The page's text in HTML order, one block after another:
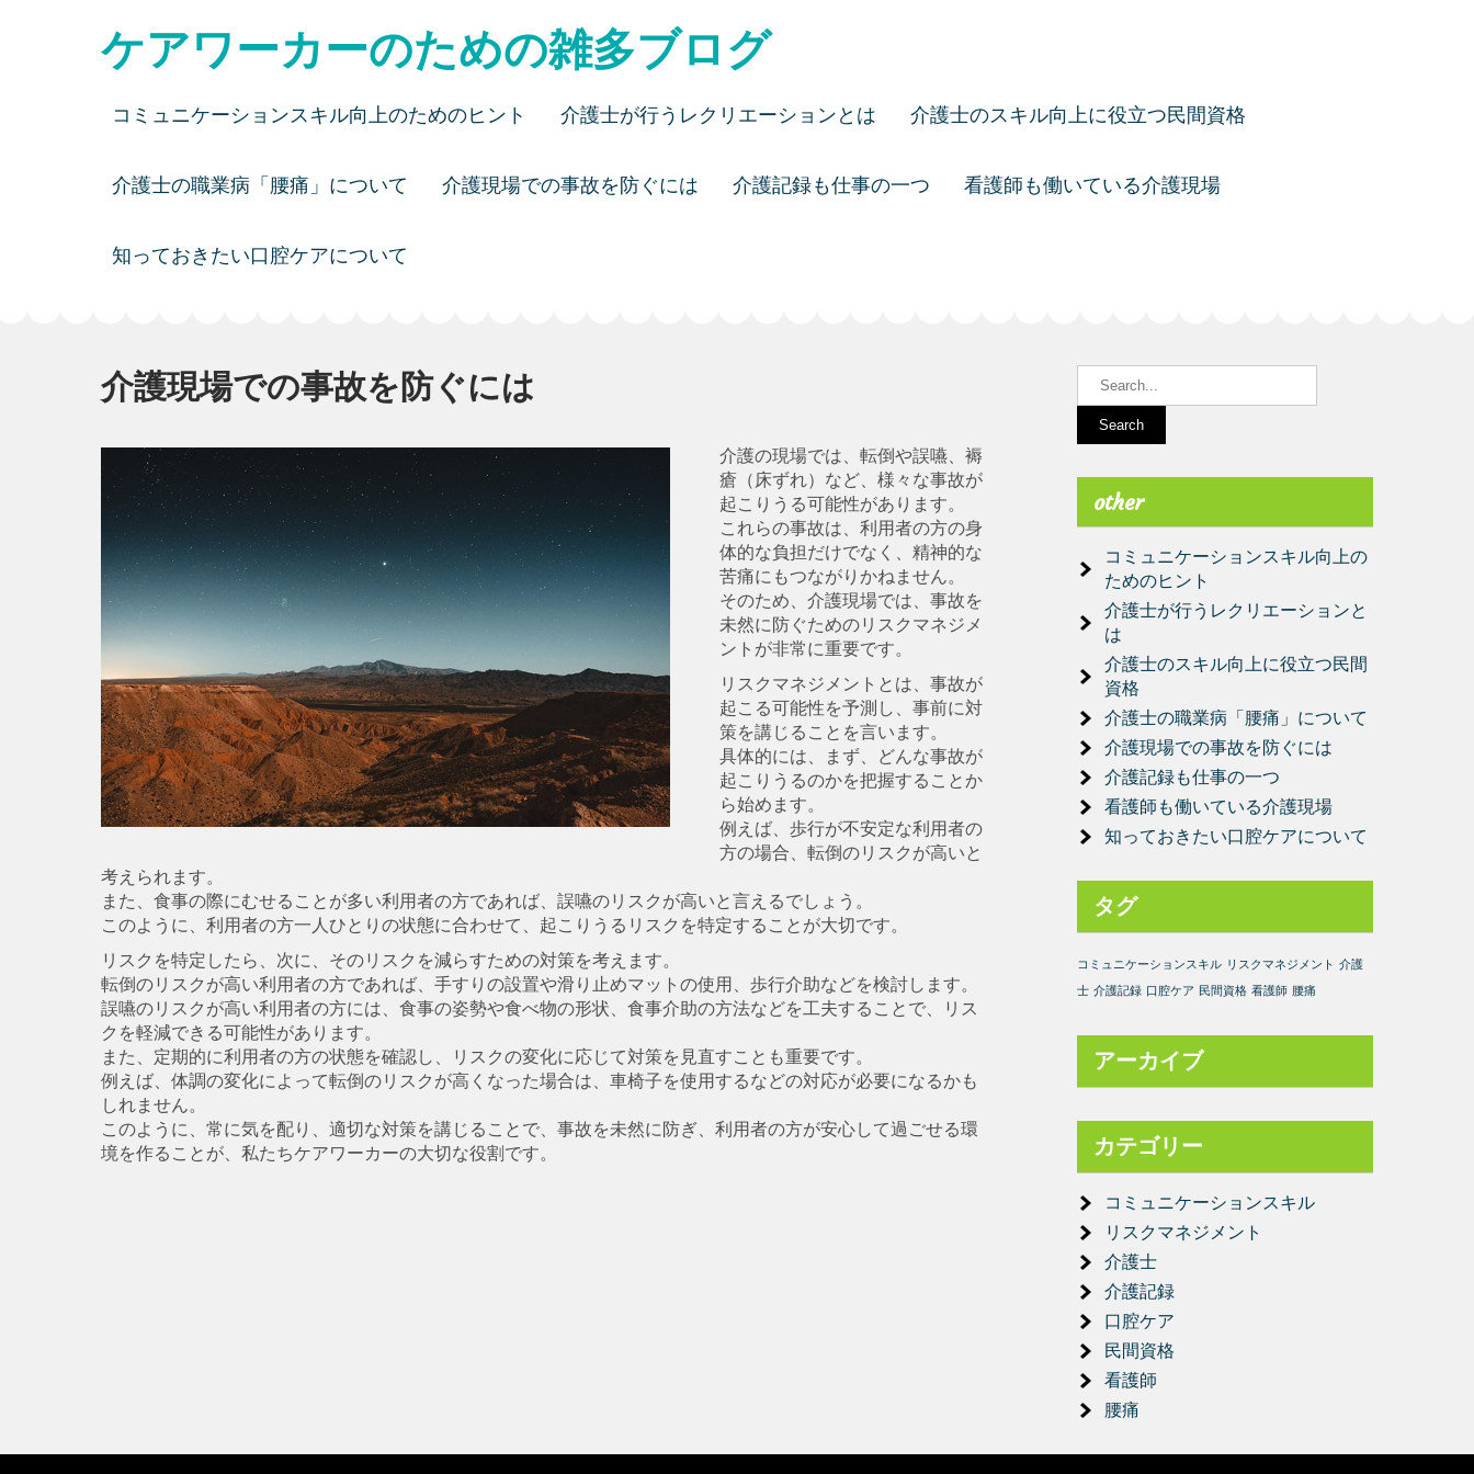
ケアワーカーのための雑多ブログ
コミュニケーションスキル向上のためのヒント 介護士が行うレクリエーションとは 介護士のスキル向上に役立つ民間資格
介護士の職業病「腰痛」について 介護現場での事故を防ぐには 介護記録も仕事の一つ 看護師も働いている介護現場
知っておきたい口腔ケアについて
介護現場での事故を防ぐには
介護の現場では、転倒や誤嚥、褥
瘡（床ずれ）など、様々な事故が
起こりうる可能性があります。
これらの事故は、利用者の方の身
体的な負担だけでなく、精神的な
苦痛にもつながりかねません。
そのため、介護現場では、事故を
未然に防ぐためのリスクマネジメ
ントが非常に重要です。
リスクマネジメントとは、事故が
起こる可能性を予測し、事前に対
策を講じることを言います。
具体的には、まず、どんな事故が
起こりうるのかを把握することか
ら始めます。
例えば、歩行が不安定な利用者の
方の場合、転倒のリスクが高いと
考えられます。
また、食事の際にむせることが多い利用者の方であれば、誤嚥のリスクが高いと言えるでしょう。
このように、利用者の方一人ひとりの状態に合わせて、起こりうるリスクを特定することが大切です。
リスクを特定したら、次に、そのリスクを減らすための対策を考えます。
転倒のリスクが高い利用者の方であれば、手すりの設置や滑り止めマットの使用、歩行介助などを検討します。
誤嚥のリスクが高い利用者の方には、食事の姿勢や食べ物の形状、食事介助の方法などを工夫することで、リス
クを軽減できる可能性があります。
また、定期的に利用者の方の状態を確認し、リスクの変化に応じて対策を見直すことも重要です。
例えば、体調の変化によって転倒のリスクが高くなった場合は、車椅子を使用するなどの対応が必要になるかも
しれません。
このように、常に気を配り、適切な対策を講じることで、事故を未然に防ぎ、利用者の方が安心して過ごせる環
境を作ることが、私たちケアワーカーの大切な役割です。
other
コミュニケーションスキル向上の
ためのヒント
介護士が行うレクリエーションと
は
介護士のスキル向上に役立つ民間
資格
介護士の職業病「腰痛」について
介護現場での事故を防ぐには
介護記録も仕事の一つ
看護師も働いている介護現場
知っておきたい口腔ケアについて
タグ
コミュニケーションスキル リスクマネジメント 介護
士 介護記録 口腔ケア 民間資格 看護師 腰痛
アーカイブ
カテゴリー
コミュニケーションスキル
リスクマネジメント
介護士
介護記録
口腔ケア
民間資格
看護師
腰痛